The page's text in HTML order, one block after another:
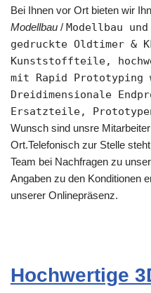
Bei Ihnen vor Ort bieten wir
Modellbau / Modellbau
gedruckte Oldtimer &
Kunststoffteile,
mit Rapid Prototyping
Dreidimensionale
Ersatzteile,
Wunsch sind unsre
Ort.Telefonisch zur Stelle
Team bei Nachfragen zu
Angaben zu den Konditionen
unserer Onlinepräsenz.
Hochwertige